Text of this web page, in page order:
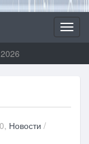
Новости /